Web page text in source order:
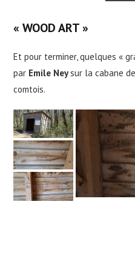
« WOOD ART »
Et pour terminer, quelques «
par Emile Neysur la cabane
comtois.